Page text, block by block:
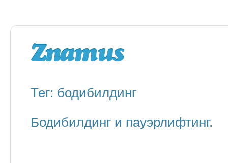
Тег: бодибилдинг
Бодибилдинг и пауэрлифтинг.